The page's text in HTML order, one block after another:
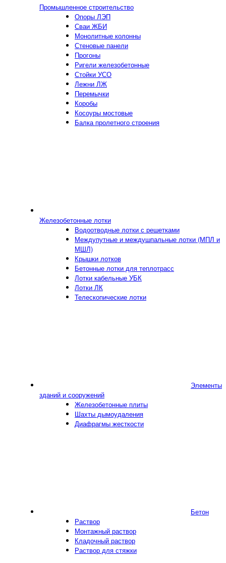
Промышленное строительство
Опоры ЛЭП
Сваи ЖБИ
Монолитные колонны
Стеновые панели
Прогоны
Ригели железобетонные
Стойки УСО
Лежни ЛЖ
Перемычки
Коробы
Косоуры мостовые
Балка пролетного строения
Железобетонные лотки
Водоотводные лотки с решетками
Междупутные и междушпальные лотки (МПЛ и
МШЛ)
Крышки лотков
Бетонные лотки для теплотрасс
Лотки кабельные УБК
Лотки ЛК
Телескопические лотки
Элементы
зданий и сооружений
Железобетонные плиты
Шахты дымоудаления
Диафрагмы жесткости
Бетон
Раствор
Монтажный раствор
Кладочный раствор
Раствор для стяжки